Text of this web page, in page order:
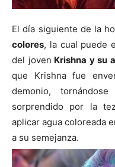
El día siguiente de la
colores, la cual puede
del joven Krishna y su
que Krishna fue
demonio,
sorprendido por la
aplicar agua coloreada
a su semejanza.